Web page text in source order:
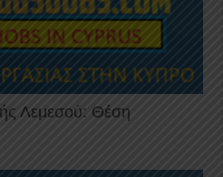
Λεμεσού: Θέση